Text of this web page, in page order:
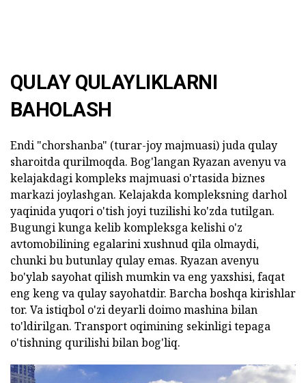
QULAY QULAYLIKLARNI
BAHOLASH
Endi "chorshanba" (turar-joy majmuasi) juda qulay
sharoitda qurilmoqda. Bog'langan Ryazan avenyu va
kelajakdagi kompleks majmuasi o'rtasida biznes
markazi joylashgan. Kelajakda kompleksning darhol
yaqinida yuqori o'tish joyi tuzilishi ko'zda tutilgan.
Bugungi kunga kelib kompleksga kelishi o'z
avtomobilining egalarini xushnud qila olmaydi,
chunki bu butunlay qulay emas. Ryazan avenyu
bo'ylab sayohat qilish mumkin va eng yaxshisi, faqat
eng keng va qulay sayohatdir. Barcha boshqa kirishlar
tor. Va istiqbol o'zi deyarli doimo mashina bilan
to'ldirilgan. Transport oqimining sekinligi tepaga
o'tishning qurilishi bilan bog'liq.